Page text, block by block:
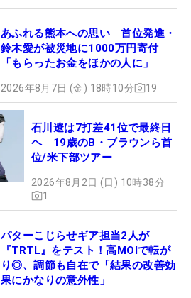
あふれる熊本への思い 首位発進・
鈴木愛が被災地に1000万円寄付
「もらったお金をほかの人に」
2026年8月7日 (金) 18時10分 19
石川遼は7打差41位で最終日
ヘ 19歳のB・ブラウンら首
位/米下部ツアー
2026年8月2日 (日) 10時38分
1
パターこじらせギア担当2人が
『TRTL』をテスト！高MOIで転が
り◎、調節も自在で「結果の改善効
果にかなりの意外性」